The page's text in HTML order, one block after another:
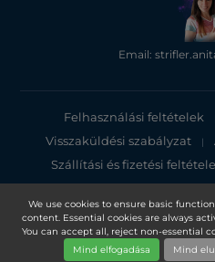
We use cookies to ensure basic
content. Essential cookies are always
You can accept all, reject non-essential
Mind elfogadása
Mind
Email:
Felhasználási feltételek
Visszaküldési szabályzat |
Szállítási és fizetési
Adatvédelmi
Copyright 2025, DXN Holdings